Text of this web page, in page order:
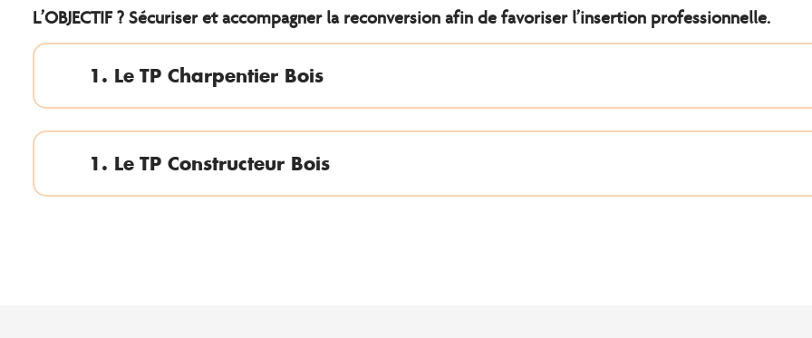
L’OBJECTIF ? Sécuriser et accompagner la reconversion afin de favoriser l’insertion professionnelle.
1. Le TP Charpentier Bois
1. Le TP Constructeur Bois